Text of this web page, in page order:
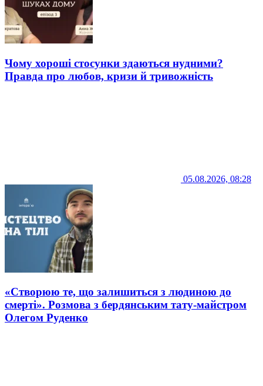
Чому хороші стосунки здаються нудними?
Правда про любов, кризи й тривожність
05.08.2026, 08:28
«Створюю те, що залишиться з людиною до
смерті». Розмова з бердянським тату-майстром
Олегом Руденко